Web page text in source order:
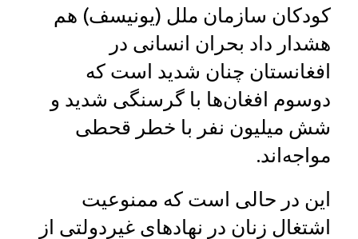
کودکان سازمان ملل (یونیسف) هم
هشدار داد بحران انسانی در
افغانستان چنان شدید است که
دوسوم افغان‌ها با گرسنگی شدید و
شش میلیون نفر با خطر قحطی
مواجه‌اند.
این در حالی است که ممنوعیت
اشتغال زنان در نهادهای غیردولتی از